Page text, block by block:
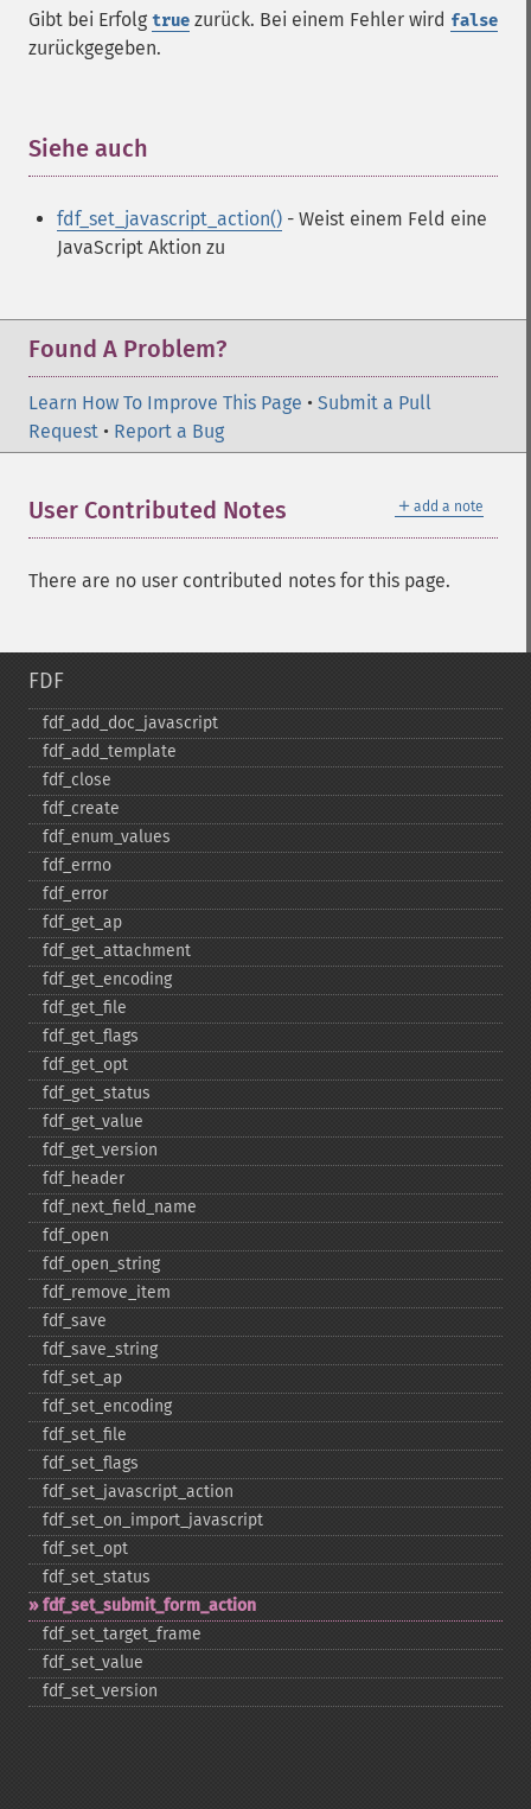
Gibt bei Erfolg true zurück. Bei einem Fehler wird false
zurückgegeben.
Siehe auch
fdf_set_javascript_action() - Weist einem Feld eine
JavaScript Aktion zu
Found A Problem?
Learn How To Improve This Page • Submit a Pull
Request • Report a Bug
＋ add a note
User Contributed Notes
There are no user contributed notes for this page.
FDF
fdf_​add_​doc_​javascript
fdf_​add_​template
fdf_​close
fdf_​create
fdf_​enum_​values
fdf_​errno
fdf_​error
fdf_​get_​ap
fdf_​get_​attachment
fdf_​get_​encoding
fdf_​get_​file
fdf_​get_​flags
fdf_​get_​opt
fdf_​get_​status
fdf_​get_​value
fdf_​get_​version
fdf_​header
fdf_​next_​field_​name
fdf_​open
fdf_​open_​string
fdf_​remove_​item
fdf_​save
fdf_​save_​string
fdf_​set_​ap
fdf_​set_​encoding
fdf_​set_​file
fdf_​set_​flags
fdf_​set_​javascript_​action
fdf_​set_​on_​import_​javascript
fdf_​set_​opt
fdf_​set_​status
fdf_​set_​submit_​form_​action
fdf_​set_​target_​frame
fdf_​set_​value
fdf_​set_​version